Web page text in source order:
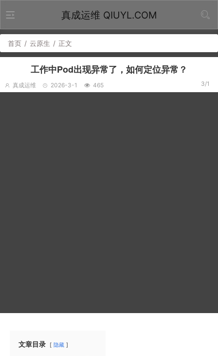
真成运维 QIUYL.COM
首页 / 云原生 / 正文
工作中Pod出现异常了，如何定位异常？
真成运维 2026-3-1 465 3/1
文章目录 隐藏